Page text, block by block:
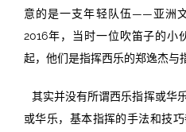
意的是一支年轻队伍——亚洲
2016年，当时一位吹笛子的小
起，他们是指挥西乐的郑逸杰与
其实并没有所谓西乐指挥或华
或华乐，基本指挥的手法和技